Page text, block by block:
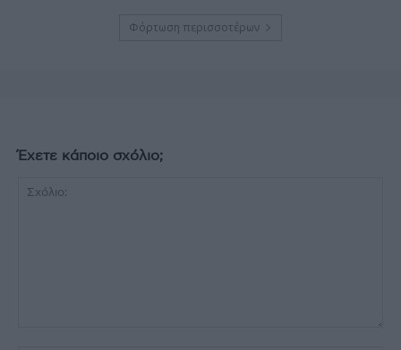
Φόρτωση περισσοτέρων
Έχετε κάποιο σχόλιο;